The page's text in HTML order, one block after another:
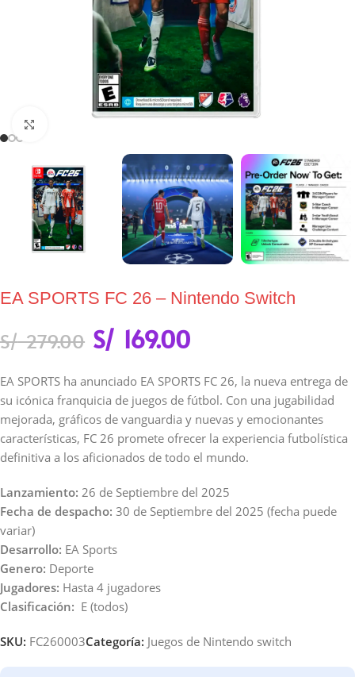
EA SPORTS FC 26 – Nintendo Switch
S/279.00 S/ 169.00
EA SPORTS ha anunciado EA SPORTS FC 26, la nueva entrega de
su icónica franquicia de juegos de fútbol. Con una jugabilidad
mejorada, gráficos de vanguardia y nuevas y emocionantes
características, FC 26 promete ofrecer la experiencia futbolística
definitiva a los aficionados de todo el mundo.
Lanzamiento: 26 de Septiembre del 2025
Fecha de despacho: 30 de Septiembre del 2025 (fecha puede
variar)
Desarrollo: EA Sports
Genero: Deporte
Jugadores: Hasta 4 jugadores
Clasificación: E (todos)
SKU: FC260003Categoría: Juegos de Nintendo switch